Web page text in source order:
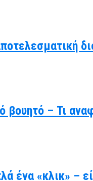
– Τι
ένα «κλικ» –